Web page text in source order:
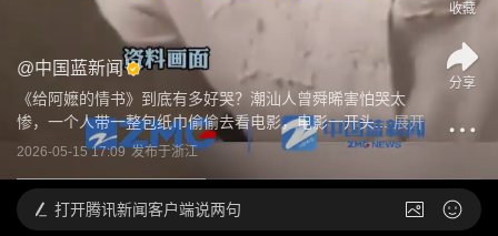
@中国蓝新闻
《给阿嬷的情书》到底有多好哭？潮汕人曾舜晞害怕哭太
惨，一个人带一整包纸巾偷偷去看电影，电影一开头... 展开
2026-05-15 17:09 发布于浙江
收藏
分享
打开腾讯新闻客户端说两句